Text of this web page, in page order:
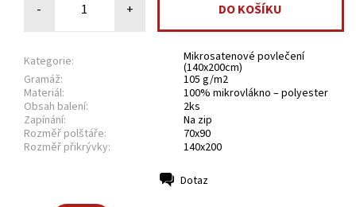
- +
Kategorie: Mikrosatenové povlečení
(140x200cm)
Gramáž:
105 g/m2
Materiál:
100% mikrovlákno – polyester
Obsah balení:
2ks
Zapínání:
Na zip
Rozměř polštáře:
70x90
Rozměř přikrývky:
140x200
Dotaz